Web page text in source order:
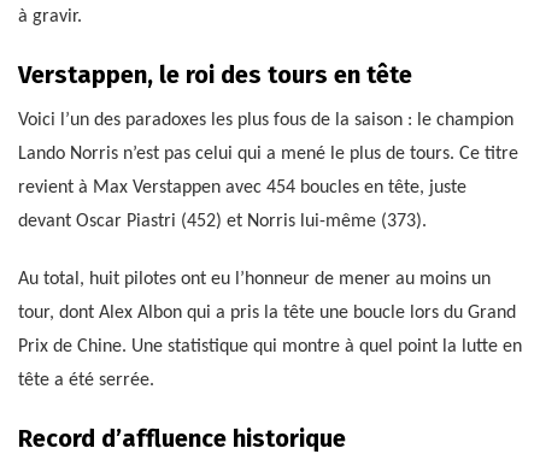
à gravir.
Verstappen, le roi des tours en tête
Voici l’un des paradoxes les plus fous de la saison : le champion
Lando Norris n’est pas celui qui a mené le plus de tours. Ce titre
revient à Max Verstappen avec 454 boucles en tête, juste
devant Oscar Piastri (452) et Norris lui-même (373).
Au total, huit pilotes ont eu l’honneur de mener au moins un
tour, dont Alex Albon qui a pris la tête une boucle lors du Grand
Prix de Chine. Une statistique qui montre à quel point la lutte en
tête a été serrée.
Record d’affluence historique